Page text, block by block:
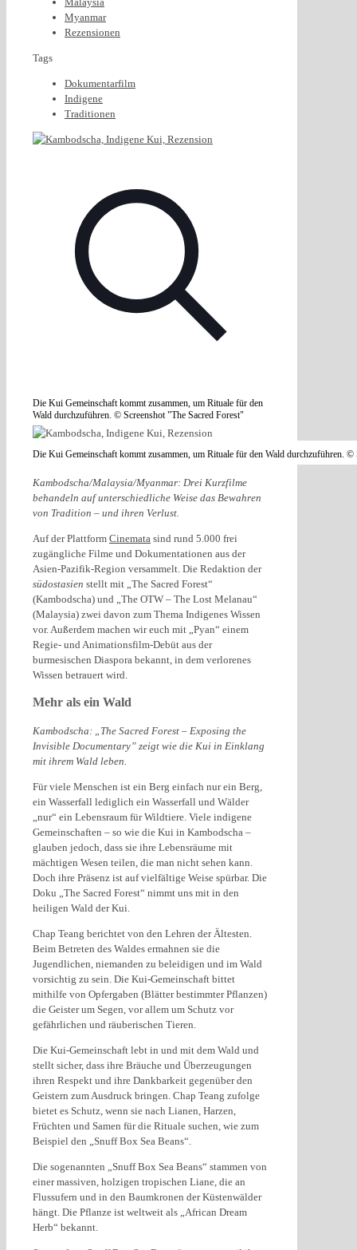
Myanmar
Rezensionen
Tags
Dokumentarfilm
Indigene
Traditionen
Die Kui Gemeinschaft kommt zusammen, um Rituale für den
Wald durchzuführen. © Screenshot "The Sacred Forest"
Die Kui Gemeinschaft kommt zusammen, um Rituale für den Wald durchzuführen. ©
Kambodscha/Malaysia/Myanmar: Drei Kurzfilme
behandeln auf unterschiedliche Weise das Bewahren
von Tradition – und ihren Verlust.
Auf der Plattform Cinemata sind rund 5.000 frei
zugängliche Filme und Dokumentationen aus der
Asien-Pazifik-Region versammelt. Die Redaktion der
südostasien stellt mit „The Sacred Forest“
(Kambodscha) und „The OTW – The Lost Melanau“
(Malaysia) zwei davon zum Thema Indigenes Wissen
vor. Außerdem machen wir euch mit „Pyan“ einem
Regie- und Animationsfilm-Debüt aus der
burmesischen Diaspora bekannt, in dem verlorenes
Wissen betrauert wird.
Mehr als ein Wald
Kambodscha: „The Sacred Forest – Exposing the
Invisible Documentary” zeigt wie die Kui in Einklang
mit ihrem Wald leben.
Für viele Menschen ist ein Berg einfach nur ein Berg,
ein Wasserfall lediglich ein Wasserfall und Wälder
„nur“ ein Lebensraum für Wildtiere. Viele indigene
Gemeinschaften – so wie die Kui in Kambodscha –
glauben jedoch, dass sie ihre Lebensräume mit
mächtigen Wesen teilen, die man nicht sehen kann.
Doch ihre Präsenz ist auf vielfältige Weise spürbar. Die
Doku „The Sacred Forest“ nimmt uns mit in den
heiligen Wald der Kui.
Chap Teang berichtet von den Lehren der Ältesten.
Beim Betreten des Waldes ermahnen sie die
Jugendlichen, niemanden zu beleidigen und im Wald
vorsichtig zu sein. Die Kui-Gemeinschaft bittet
mithilfe von Opfergaben (Blätter bestimmter Pflanzen)
die Geister um Segen, vor allem um Schutz vor
gefährlichen und räuberischen Tieren.
Die Kui-Gemeinschaft lebt in und mit dem Wald und
stellt sicher, dass ihre Bräuche und Überzeugungen
ihren Respekt und ihre Dankbarkeit gegenüber den
Geistern zum Ausdruck bringen. Chap Teang zufolge
bietet es Schutz, wenn sie nach Lianen, Harzen,
Früchten und Samen für die Rituale suchen, wie zum
Beispiel den „Snuff Box Sea Beans“.
Die sogenannten „Snuff Box Sea Beans“ stammen von
einer massiven, holzigen tropischen Liane, die an
Flussufern und in den Baumkronen der Küstenwälder
hängt. Die Pflanze ist weltweit als „African Dream
Herb“ bekannt.